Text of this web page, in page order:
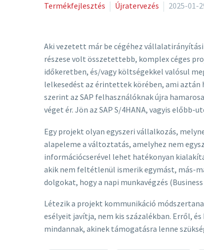
Termékfejlesztés
Újratervezés 2025-01-
Aki vezetett már be cégéhez
részese volt összetettebb, komplex céges
időkeretben, és/vagy költségekkel valósul
lelkesedést az érintettek körében, ami
szerint az SAP felhasználóknak újra
véget ér. Jön az SAP S/4HANA, vagyis előbb-
Egy projekt olyan egyszeri vállalkozás,
alapeleme a változtatás, amelyhez nem
információcserével lehet hatékonyan
akik nem feltétlenül ismerik egymást, más-
dolgokat, hogy a napi munkavégzés
Létezik a projekt kommunikáció
esélyeit javítja, nem kis százalékban. Erről,
mindannak, akinek támogatásra lenne